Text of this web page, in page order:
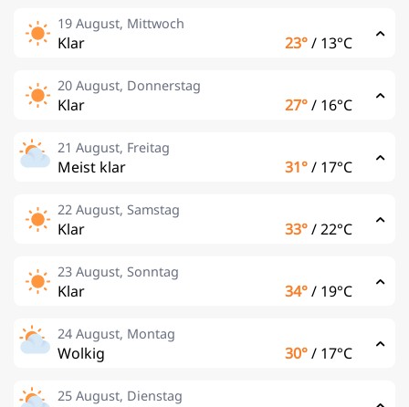
19 August, Mittwoch
Klar 23°/ 13°C
20 August, Donnerstag
Klar 27°/ 16°C
21 August, Freitag
Meist klar 31°/ 17°C
22 August, Samstag
Klar 33°/22°C
23 August, Sonntag
Klar 34°/ 19°C
24 August, Montag
Wolkig 30°/ 17°C
25 August, Dienstag